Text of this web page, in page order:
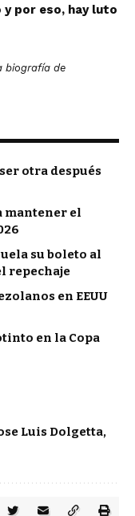
por eso, hay luto
biografía de
otra después
mantener el
su boleto al
repechaje
en EEUU
en la Copa
Luis Dolgetta,